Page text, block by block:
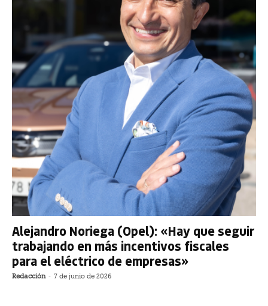
Alejandro Noriega (Opel): «Hay que seguir
trabajando en más incentivos fiscales
para el eléctrico de empresas»
Redacción - 7 de junio de 2026